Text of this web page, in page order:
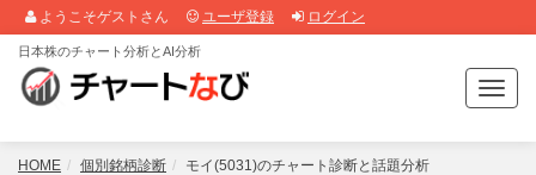
ようこそゲストさん ユーザ登録 ログイン
T
o
g
日本株のチャート分析とAI分析
HOME 個別銘柄診断 モイ(5031)のチャート診断と話題分析